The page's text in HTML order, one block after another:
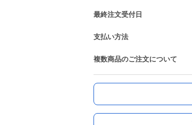
最終注文受付日
支払い方法
複数商品のご注文について